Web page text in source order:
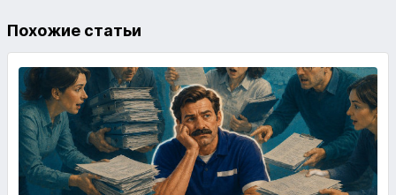
Похожие статьи